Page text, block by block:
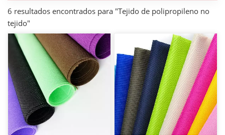
6 resultados encontrados para "Tejido de polipropileno no
tejido"